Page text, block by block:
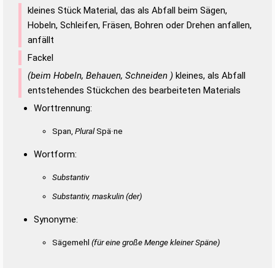
kleines Stück Material, das als Abfall beim Sägen,
Hobeln, Schleifen, Fräsen, Bohren oder Drehen anfallen,
anfällt
Fackel
(beim Hobeln, Behauen, Schneiden ) kleines, als Abfall
entstehendes Stückchen des bearbeiteten Materials
Worttrennung:
Span, PluralSpä·ne
Wortform:
Substantiv
Substantiv, maskulin(der)
Synonyme:
Sägemehl (für eine große Menge kleiner Späne)